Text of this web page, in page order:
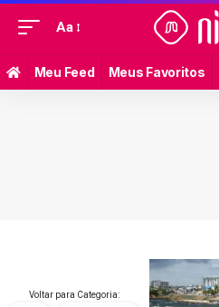
Aa
Meu Feed Meus Favoritos
Voltar para Categoria: